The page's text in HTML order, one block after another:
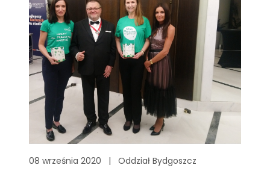
08 września 2020 | Oddział Bydgoszcz